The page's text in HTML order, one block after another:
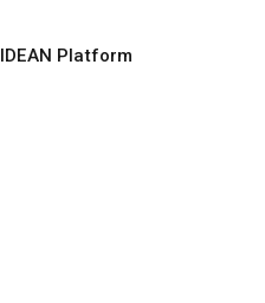
IDEAN Platform